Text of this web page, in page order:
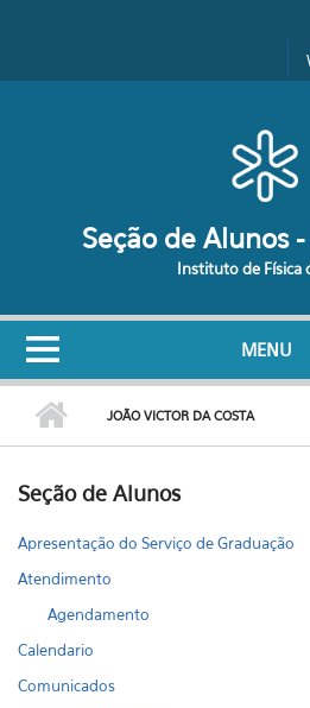
Formulário
Seção de Alunos
Instituto de Física
MENU
JOÃO VICTOR DA COSTA
Seção de Alunos
Apresentação do Serviço de Graduação
Atendimento
Agendamento
Calendario
Comunicados